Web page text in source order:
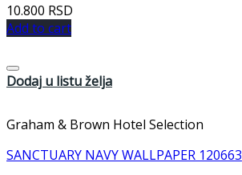
10.800 RSD
Add to cart
Dodaj u listu želja
Graham & Brown Hotel Selection
SANCTUARY NAVY WALLPAPER 120663